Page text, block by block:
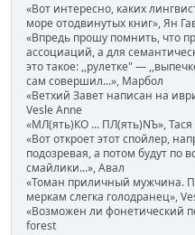
«Вот интересно, каких
море отодвинутых книг», Ян
«Впредь прошу помнить, что
ассоциаций, а для
это такое: ,,рулетке" —
сам совершил...», Марбол
«Ветхий Завет написан на
Vesle Anne
«МЛ(ять)КО ... ПЛ(ять)NЪ», Тася
«Вот откроет этот спойлер,
подозревая, а потом будут
смайлики...», Авал
«Томан приличный мужчина.
меркам слегка голодранец»,
«Возможен ли фонетический
forest